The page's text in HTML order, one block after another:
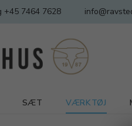
+45 7464 7628
SÆT VÆRKTØJ